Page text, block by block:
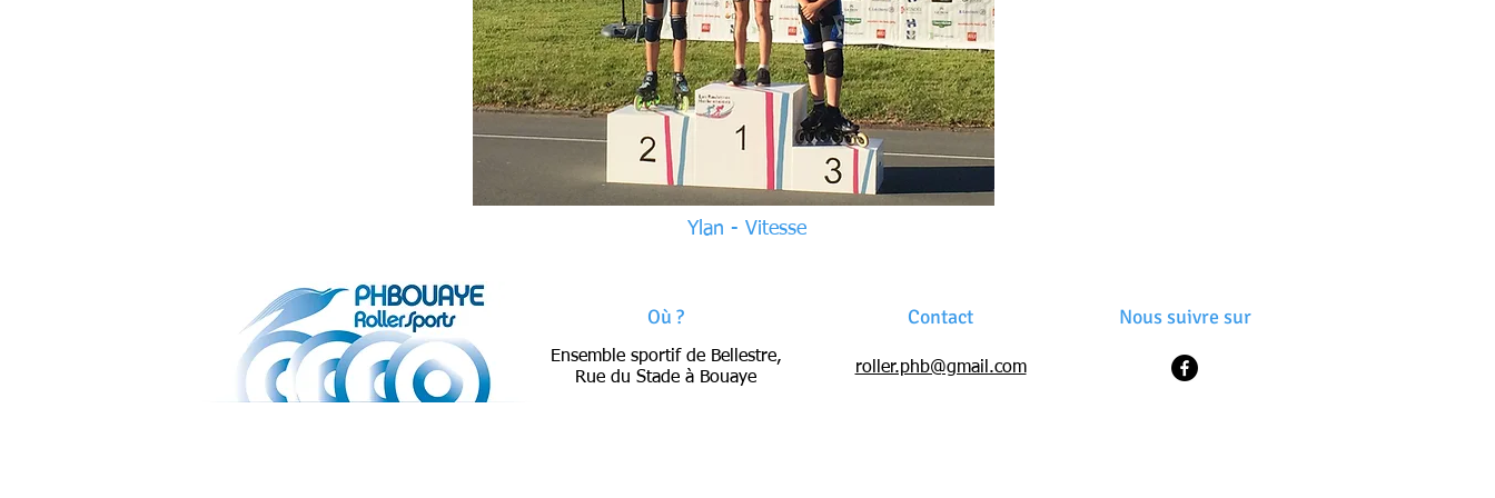
Ylan - Vitesse
Où ?
Ensemble sportif de Bellestre,
Rue du Stade à Bouaye
Contact
roller.phb@gmail.com
Nous suivre sur